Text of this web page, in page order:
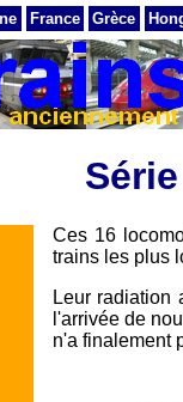
France Grèce
Ces 16
trains les plus
Leur
l'arrivée de
n'a finalement